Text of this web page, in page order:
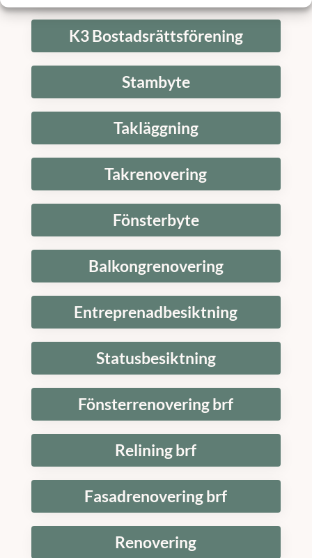
K3 Bostadsrättsförening
Stambyte
Takläggning
Takrenovering
Fönsterbyte
Balkongrenovering
Entreprenadbesiktning
Statusbesiktning
Fönsterrenovering brf
Relining brf
Fasadrenovering brf
Renovering